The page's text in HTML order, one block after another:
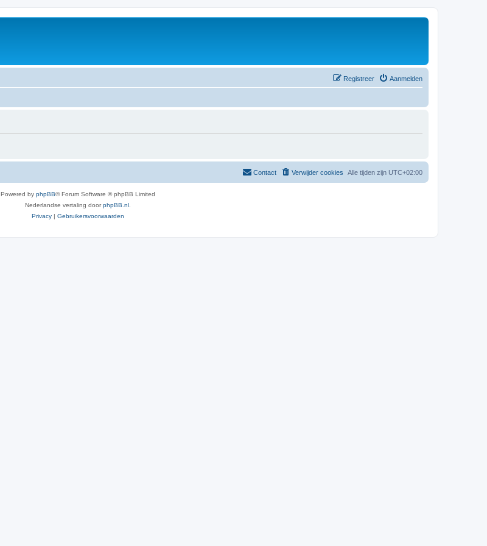
Aanmelden
Registreer
Alle tijden zijn UTC+02:00
Verwijder cookies
Contact
Powered by phpBB® Forum Software © phpBB Limited
Nederlandse vertaling doorphpBB.nl
Privacy | Gebruikersvoorwaarden